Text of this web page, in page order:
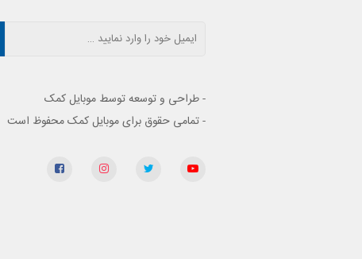
- طراحی و توسعه توسط موبایل کمک
- تمامی حقوق برای موبایل کمک محفوظ است